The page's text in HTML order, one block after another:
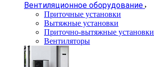
Вентиляционное оборудование
Приточные установки
Вытяжные установки
Приточно-вытяжные установки
Вентиляторы